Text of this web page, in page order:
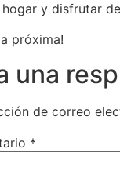
y disfrutar
próxima!
una
de correo
*